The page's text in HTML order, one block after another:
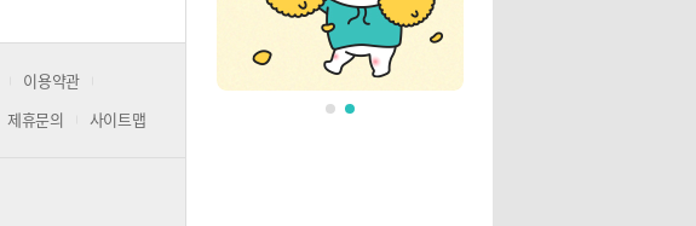
이용약관
제휴문의 사이트맵